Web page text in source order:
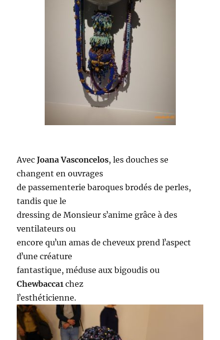
AvecJoana Vasconcelos, les douches se
changent en ouvrages
de passementerie baroques brodés de perles,
tandis que le
dressing de Monsieur sʼanime grâce à des
ventilateurs ou
encore quʼun amas de cheveux prend lʼaspect
dʼune créature
fantastique, méduse aux bigoudis ou
Chewbacca1 chez
lʼesthéticienne.